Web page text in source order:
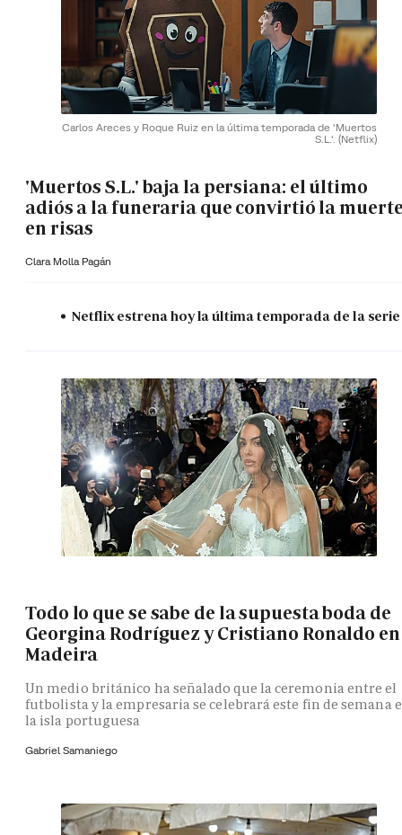
Carlos Areces y Roque Ruiz en la última temporada de 'Muertos
S.L.'. (Netflix)
'Muertos S.L.' baja la persiana: el último
adiós a la funeraria que convirtió la
en risas
Clara Molla Pagán
Netflix estrena hoy la última temporada de la serie
Todo lo que se sabe de la supuesta boda de
Georgina Rodríguez y Cristiano Ronaldo en
Madeira
Un medio británico ha señalado que la ceremonia entre el
futbolista y la empresaria se celebrará este fin de semana
la isla portuguesa
Gabriel Samaniego